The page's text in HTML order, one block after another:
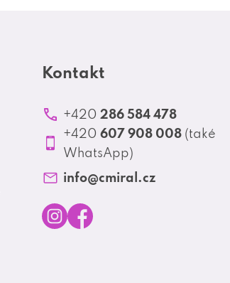
Kontakt
+420 286 584 478
+420 607 908 008 (také
WhatsApp)
info@cmiral.cz